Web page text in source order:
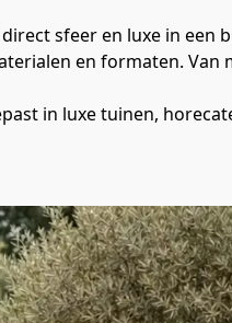
sfeer en luxe in een
en formaten.
in luxe tuinen,